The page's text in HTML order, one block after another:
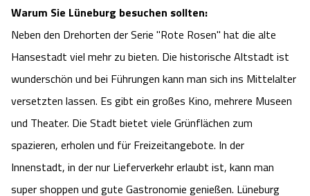
Shop
Angebote
Kontakt
Urlaub mit Hund
Urlaub auf dem Bauernhof
Landschaftsführungen
Veranstaltungen
Abenteuerland Trampolin-Park
Battle Kart Bispingen
Adventure District Bispingen
Ausflugsziele
Warum Sie Lüneburg besuchen sollten:
Neben den Drehorten der Serie "Rote Rosen" hat die alte
Hansestadt viel mehr zu bieten. Die historische Altstadt ist
wunderschön und bei Führungen kann man sich ins Mittelalter
versetzten lassen. Es gibt ein großes Kino, mehrere Museen
und Theater. Die Stadt bietet viele Grünflächen zum
spazieren, erholen und für Freizeitangebote. In der
Innenstadt, in der nur Lieferverkehr erlaubt ist, kann man
super shoppen und gute Gastronomie genießen. Lüneburg